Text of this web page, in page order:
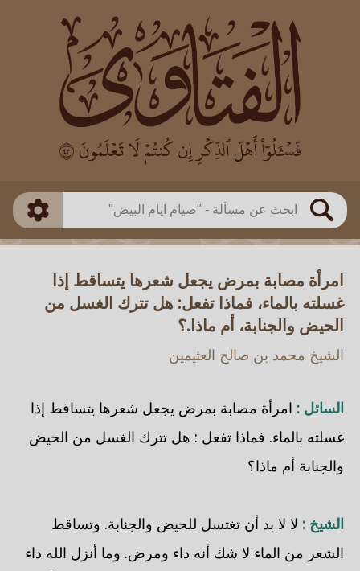
بحث
العالم
بن باز
بن العثيمين
اللجنة الدائمة
طريقة البحث
ذكي
امرأة مصابة بمرض يجعل شعرها يتساقط إذا
غسلته بالماء، فماذا تفعل: هل تترك الغسل من
الحيض والجنابة، أم ماذا.؟
الشيخ محمد بن صالح العثيمين
السائل : امرأة مصابة بمرض يجعل شعرها يتساقط إذا
غسلته بالماء. فماذا تفعل : هل تترك الغسل من الحيض
والجنابة أم ماذا؟
الشيخ : لا لا بد أن تغتسل للحيض والجنابة. وتساقط
الشعر من الماء لا شك أنه داء ومرض. وما أنزل الله داء